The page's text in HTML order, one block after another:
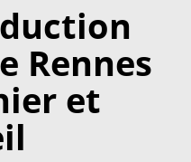
Rennes
et